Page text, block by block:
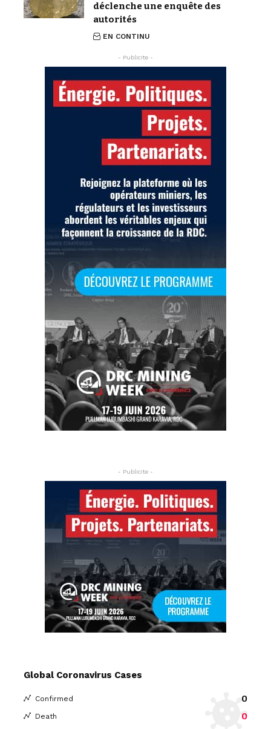
déclenche une enquête des
autorités
EN CONTINU
- Publicite -
- Publicite -
Global Coronavirus Cases
Confirmed 0
Death 0